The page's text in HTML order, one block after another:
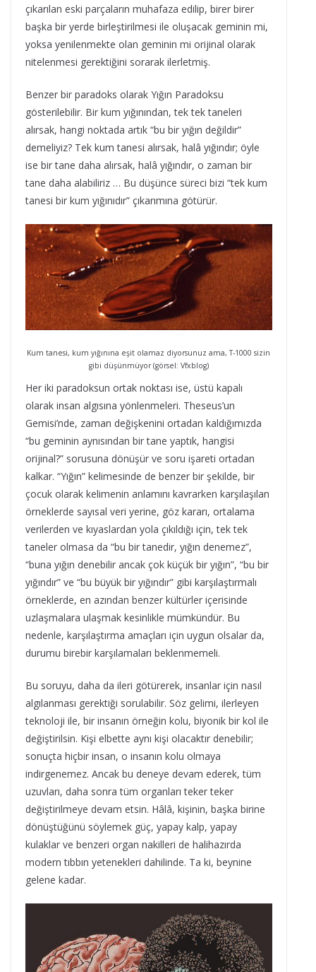
çıkarılan eski parçaların muhafaza edilip, birer birer
başka bir yerde birleştirilmesi ile oluşacak geminin mi,
yoksa yenilenmekte olan geminin mi orijinal olarak
nitelenmesi gerektiğini sorarak ilerletmiş.
Benzer bir paradoks olarak Yığın Paradoksu
gösterilebilir. Bir kum yığınından, tek tek taneleri
alırsak, hangi noktada artık “bu bir yığın değildir”
demeliyiz? Tek kum tanesi alırsak, halâ yığındır; öyle
ise bir tane daha alırsak, halâ yığındır, o zaman bir
tane daha alabiliriz … Bu düşünce süreci bizi “tek kum
tanesi bir kum yığınıdır” çıkarımına götürür.
Kum tanesi, kum yığınına eşit olamaz diyorsunuz ama, T-1000 sizin
gibi düşünmüyor (görsel: Vfxblog)
Her iki paradoksun ortak noktası ise, üstü kapalı
olarak insan algısına yönlenmeleri. Theseus’un
Gemisi’nde, zaman değişkenini ortadan kaldığımızda
“bu geminin aynısından bir tane yaptık, hangisi
orijinal?” sorusuna dönüşür ve soru işareti ortadan
kalkar. “Yığın” kelimesinde de benzer bir şekilde, bir
çocuk olarak kelimenin anlamını kavrarken karşılaşılan
örneklerde sayısal veri yerine, göz kararı, ortalama
verilerden ve kıyaslardan yola çıkıldığı için, tek tek
taneler olmasa da “bu bir tanedir, yığın denemez”,
“buna yığın denebilir ancak çok küçük bir yığın”, “bu bir
yığındır” ve “bu büyük bir yığındır” gibi karşılaştırmalı
örneklerde, en azından benzer kültürler içerisinde
uzlaşmalara ulaşmak kesinlikle mümkündür. Bu
nedenle, karşılaştırma amaçları için uygun olsalar da,
durumu birebir karşılamaları beklenmemeli.
Bu soruyu, daha da ileri götürerek, insanlar için nasıl
algılanması gerektiği sorulabilir. Söz gelimi, ilerleyen
teknoloji ile, bir insanın örneğin kolu, biyonik bir kol ile
değiştirilsin. Kişi elbette aynı kişi olacaktır denebilir;
sonuçta hiçbir insan, o insanın kolu olmaya
indirgenemez. Ancak bu deneye devam ederek, tüm
uzuvları, daha sonra tüm organları teker teker
değiştirilmeye devam etsin. Hâlâ, kişinin, başka birine
dönüştüğünü söylemek güç, yapay kalp, yapay
kulaklar ve benzeri organ nakilleri de halihazırda
modern tıbbın yetenekleri dahilinde. Ta ki, beynine
gelene kadar.